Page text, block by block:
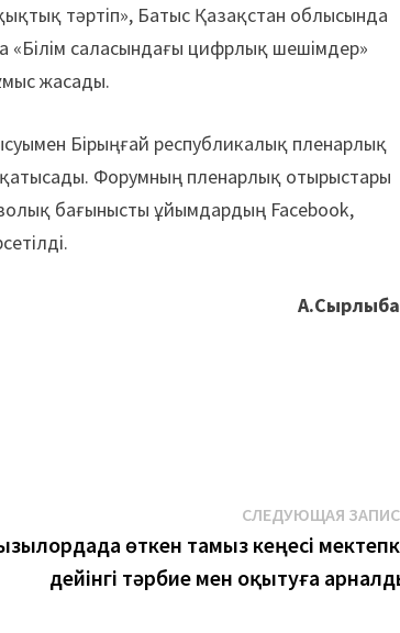
тәртіп», Батыс Қазақстан облысында
«Білім саласындағы цифрлық шешімдер»
жасады.
Бірыңғай республикалық пленарлық
қатысады. Форумның пленарлық отырыстары
бағынысты ұйымдардың Facebook,
СЛЕДУЮЩАЯ
өткен тамыз кеңесі
дейінгі тәрбие мен оқытуға